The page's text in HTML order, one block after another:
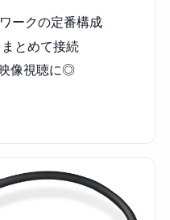
ークの定番構成
とめて接続
像視聴に◎